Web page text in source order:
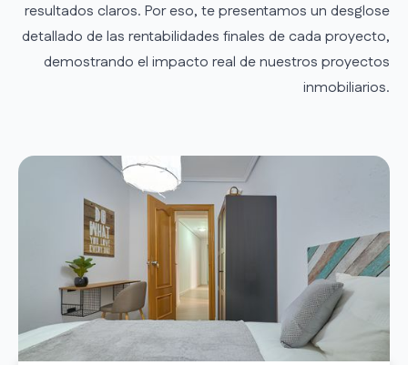
resultados claros. Por eso, te presentamos un desglose
detallado de las rentabilidades finales de cada proyecto,
demostrando el impacto real de nuestros proyectos
inmobiliarios.